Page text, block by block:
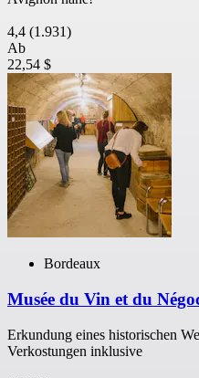
4,4 (1.931)
Ab
22,54 $
Bordeaux
Musée du Vin et du
Erkundung eines historischen
Verkostungen inklusive